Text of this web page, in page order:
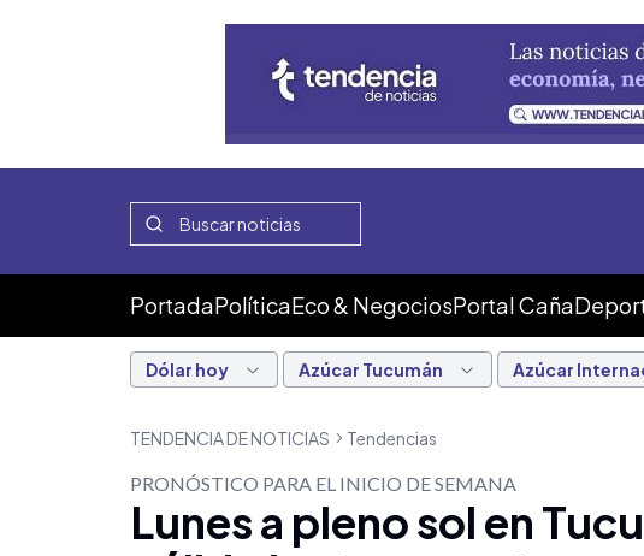
PortadaPolíticaEco & NegociosPortal Caña
Dólar hoy Azúcar Tucumán Azúcar
TENDENCIA DE NOTICIAS Tendencias
PRONÓSTICO PARA EL INICIO DE SEMANA
Lunes a pleno sol en